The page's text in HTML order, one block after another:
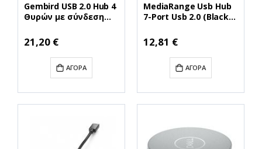
Gembird USB 2.0 Hub 4
Θυρών με σύνδεση
LAN-01) (GEMA-CMU3-
LAN-01)
Ειδική
Τιμή
21,20 €
ΑΓΟΡΆ
MediaRange Usb Hub
7-Port Usb 2.0 (Black)
Ειδική
Τιμή
12,81 €
ΑΓΟΡΆ